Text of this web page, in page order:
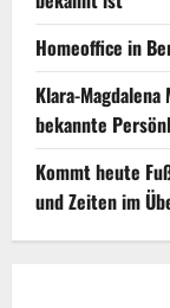
Homeoffice in
Klara-
bekannte
Kommt heute
und Zeiten im